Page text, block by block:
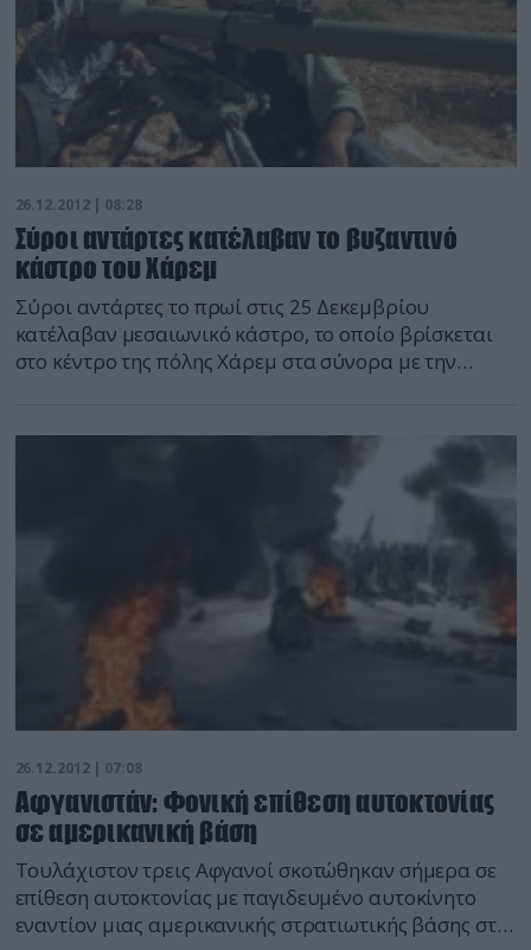
26.12.2012 | 08:28
Σύροι αντάρτες κατέλαβαν το βυζαντινό
κάστρο του Χάρεμ
Σύροι αντάρτες το πρωί στις 25 Δεκεμβρίου
κατέλαβαν μεσαιωνικό κάστρο, το οποίο βρίσκεται
στο κέντρο της πόλης Χάρεμ στα σύνορα με την
κυβερνητικών δυνάμεων σε αυτή την πόλη, κράτησε
μερικές εβδομάδες. Οι μονάδες στρατού
επανειλημμένα απέκρουαν τις προσπάθειες να
26.12.2012 | 07:08
Αφγανιστάν: Φονική επίθεση αυτοκτονίας
σε αμερικανική βάση
Τουλάχιστον τρεις Αφγανοί σκοτώθηκαν σήμερα σε
επίθεση αυτοκτονίας με παγιδευμένο αυτοκίνητο
εναντίον μιας αμερικανικής στρατιωτικής βάσης στο